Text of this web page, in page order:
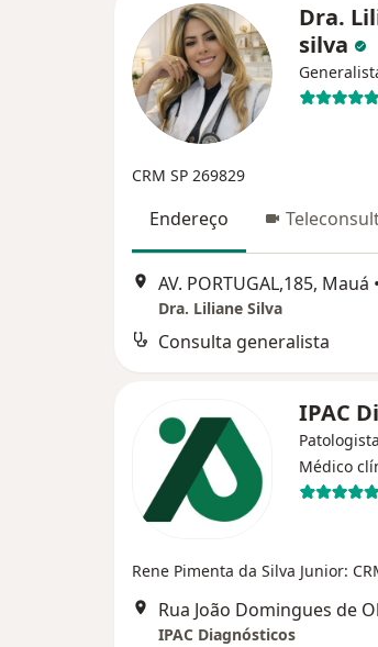
Dra.
silva
CRM SP 269829
Endereço
AV. PORTUGAL,185, Mauá •
Dra. Liliane Silva
Consulta generalista
IPAC
Médico
Rene Pimenta da Silva Junior:
IPAC Diagnósticos